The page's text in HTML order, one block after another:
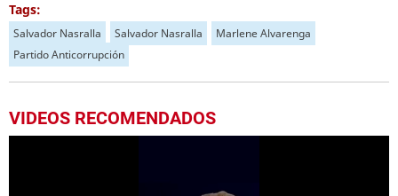
Tags:
Salvador Nasralla Salvador Nasralla
Marlene Alvarenga
Partido Anticorrupción
VIDEOS RECOMENDADOS